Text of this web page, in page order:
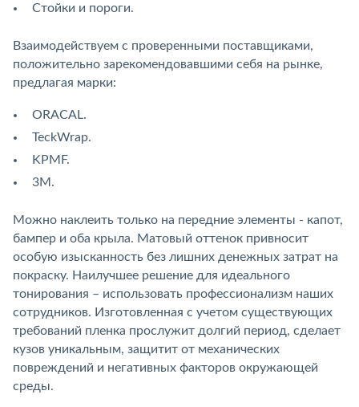
Стойки и пороги.
Взаимодействуем с проверенными поставщиками,
положительно зарекомендовавшими себя на рынке,
предлагая марки:
ORACAL.
TeckWrap.
KPMF.
3M.
Можно наклеить только на передние элементы - капот,
бампер и оба крыла. Матовый оттенок привносит
особую изысканность без лишних денежных затрат на
покраску. Наилучшее решение для идеального
тонирования – использовать профессионализм наших
сотрудников. Изготовленная с учетом существующих
требований пленка прослужит долгий период, сделает
кузов уникальным, защитит от механических
повреждений и негативных факторов окружающей
среды.